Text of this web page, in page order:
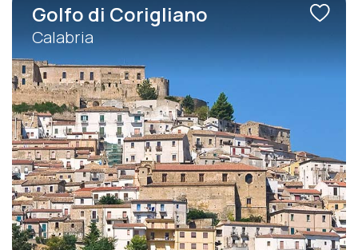
Golfo di Corigliano
Calabria